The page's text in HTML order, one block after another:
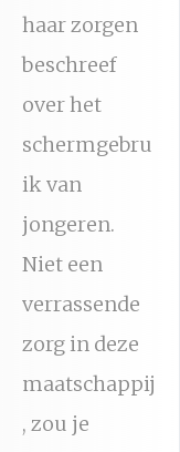
haar zorgen
beschreef
over het
schermgebru
ik van
jongeren.
Niet een
verrassende
zorg in deze
maatschappij
, zou je